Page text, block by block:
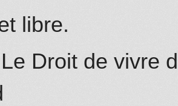
libre.
Droit de vivre